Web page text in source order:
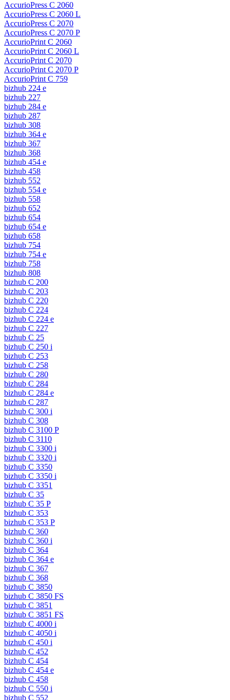
AccurioPress C 2060
AccurioPress C 2060 L
AccurioPress C 2070
AccurioPress C 2070 P
AccurioPrint C 2060
AccurioPrint C 2060 L
AccurioPrint C 2070
AccurioPrint C 2070 P
AccurioPrint C 759
bizhub 224 e
bizhub 227
bizhub 284 e
bizhub 287
bizhub 308
bizhub 364 e
bizhub 367
bizhub 368
bizhub 454 e
bizhub 458
bizhub 552
bizhub 554 e
bizhub 558
bizhub 652
bizhub 654
bizhub 654 e
bizhub 658
bizhub 754
bizhub 754 e
bizhub 758
bizhub 808
bizhub C 200
bizhub C 203
bizhub C 220
bizhub C 224
bizhub C 224 e
bizhub C 227
bizhub C 25
bizhub C 250 i
bizhub C 253
bizhub C 258
bizhub C 280
bizhub C 284
bizhub C 284 e
bizhub C 287
bizhub C 300 i
bizhub C 308
bizhub C 3100 P
bizhub C 3110
bizhub C 3300 i
bizhub C 3320 i
bizhub C 3350
bizhub C 3350 i
bizhub C 3351
bizhub C 35
bizhub C 35 P
bizhub C 353
bizhub C 353 P
bizhub C 360
bizhub C 360 i
bizhub C 364
bizhub C 364 e
bizhub C 367
bizhub C 368
bizhub C 3850
bizhub C 3850 FS
bizhub C 3851
bizhub C 3851 FS
bizhub C 4000 i
bizhub C 4050 i
bizhub C 450 i
bizhub C 452
bizhub C 454
bizhub C 454 e
bizhub C 458
bizhub C 550 i
bizhub C 552